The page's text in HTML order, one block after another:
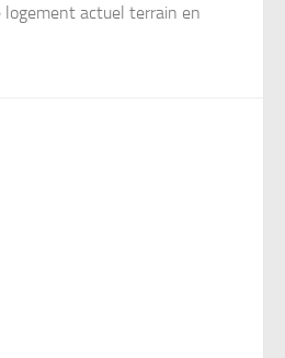
actuel terrain en